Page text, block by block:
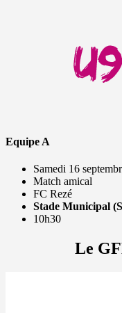
Equipe A
Samedi 16
Match amical
FC Rezé
Stade Municipal
10h30
Le